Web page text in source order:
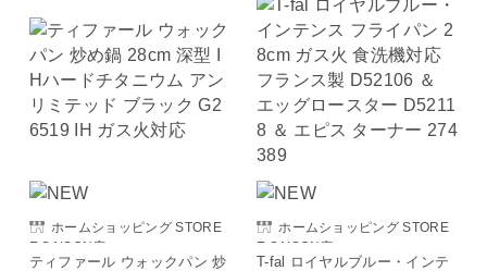
ホームショッピング STORE
E SAISON店
ティファール ウォックパン 炒
ホームショッピング STORE
E SAISON店
T-fal ロイヤルブルー・インテ